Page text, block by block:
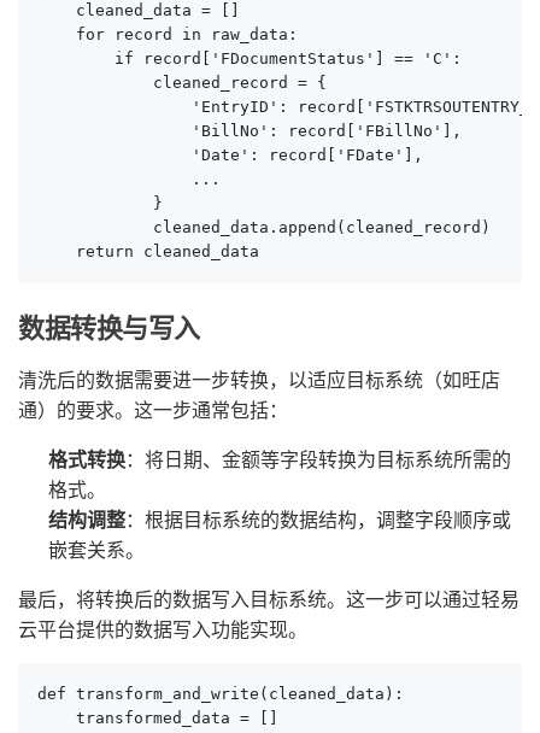
    cleaned_data = []
    for record in raw_data:
        if record['FDocumentStatus'] == 'C':
            cleaned_record = {
'EntryID':
                'BillNo': record['FBillNo'],
                'Date': record['FDate'],
                ...
            }
            cleaned_data.append(cleaned_record)
    return cleaned_data
数据转换与写入
清洗后的数据需要进一步转换，以适应目标系统（如旺店
通）的要求。这一步通常包括：
格式转换：将日期、金额等字段转换为目标系统所需的
格式。
结构调整：根据目标系统的数据结构，调整字段顺序或
嵌套关系。
最后，将转换后的数据写入目标系统。这一步可以通过轻易
云平台提供的数据写入功能实现。
def transform_and_write(cleaned_data):
    transformed_data = []